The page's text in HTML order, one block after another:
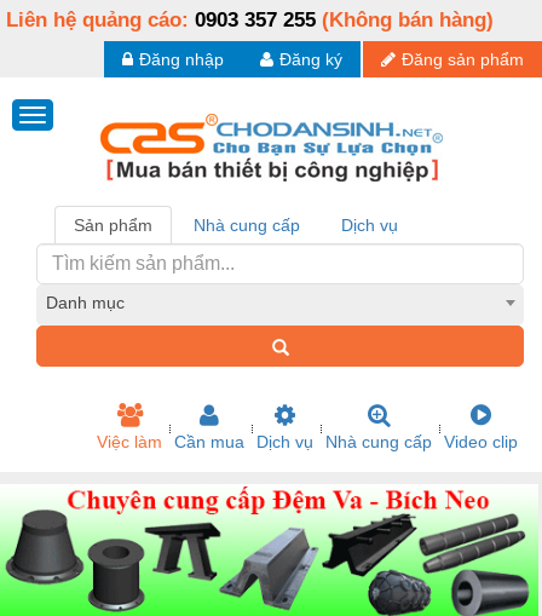
Liên hệ quảng cáo: 0903 357 255 (Không bán hàng)
Đăng sản phẩm
Đăng ký
Đăng nhập
Sản phẩm Nhà cung cấp Dịch vụ
Danh mục
Việc làm Cần mua Dịch vụ Nhà cung cấp Video clip